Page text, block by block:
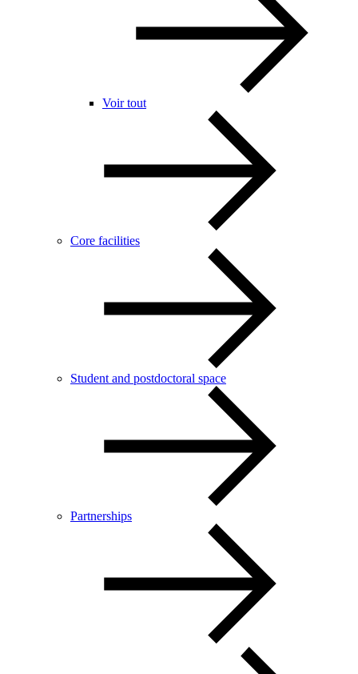
Voir tout
Core facilities
Student and postdoctoral space
Partnerships